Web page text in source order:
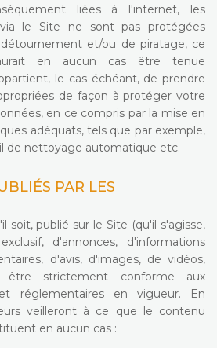
liées à l'internet, les
via le Site ne sont pas protégées
et/ou de piratage, ce
en aucun cas être tenue
le cas échéant, de prendre
de façon à protéger votre
en ce compris par la mise en
adéquats, tels que par exemple,
de nettoyage automatique etc.
PAR LES
soit, publié sur le Site (qu'il s'agisse,
d'annonces, d'informations
d'avis, d'images, de vidéos,
être strictement conforme aux
réglementaires en vigueur. En
veilleront à ce que le contenu
en aucun cas :